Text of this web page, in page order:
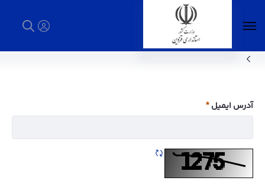
معاونت هماهنگی امور عمرانی - استانداری
آدرس ایمیل
ضروری